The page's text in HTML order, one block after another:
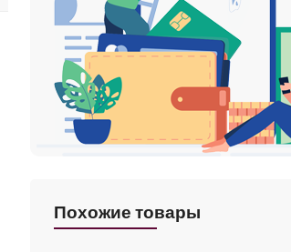
Похожие товары